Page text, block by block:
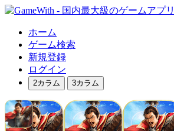
ホーム
ゲーム検索
新規登録
ログイン
2カラム 3カラム